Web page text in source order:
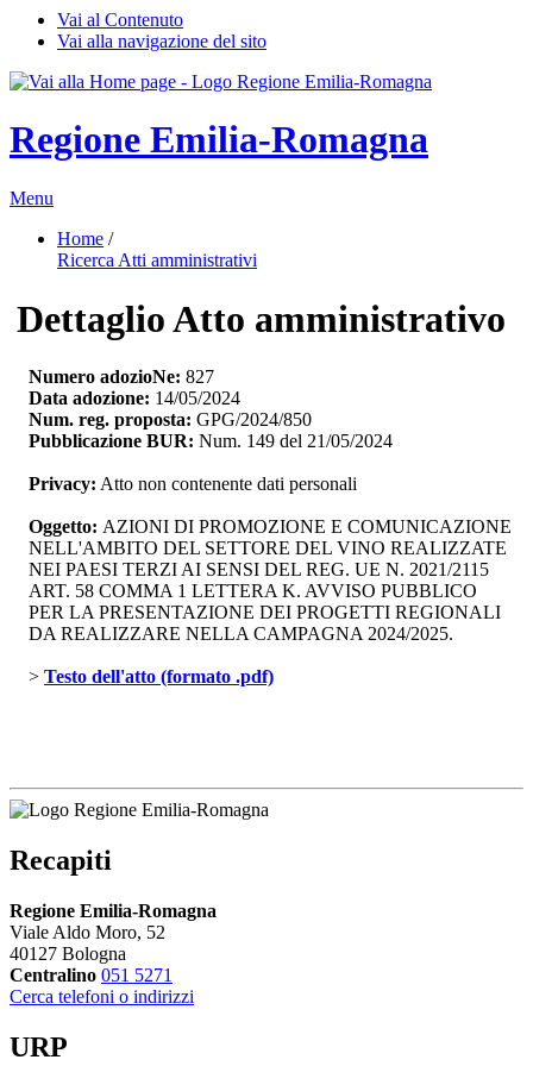
Vai al Contenuto
Vai alla navigazione del sito
Regione Emilia-Romagna
Menu
Home /
Ricerca Atti amministrativi
Dettaglio Atto amministrativo
Numero adozioNe: 827
Data adozione: 14/05/2024
Num. reg. proposta: GPG/2024/850
Pubblicazione BUR: Num. 149 del 21/05/2024
Privacy: Atto non contenente dati personali
Oggetto: AZIONI DI PROMOZIONE E COMUNICAZIONE
NELL'AMBITO DEL SETTORE DEL VINO REALIZZATE
NEI PAESI TERZI AI SENSI DEL REG. UE N. 2021/2115
ART. 58 COMMA 1 LETTERA K. AVVISO PUBBLICO
PER LA PRESENTAZIONE DEI PROGETTI REGIONALI
DA REALIZZARE NELLA CAMPAGNA 2024/2025.
> Testo dell'atto (formato .pdf)
Recapiti
Regione Emilia-Romagna
Viale Aldo Moro, 52
40127 Bologna
Centralino 051 5271
Cerca telefoni o indirizzi
URP